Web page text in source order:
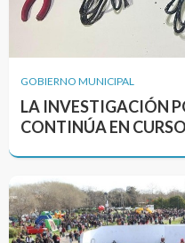
GOBIERNO MUNICIPAL
LA INVESTIGACIÓN
CONTINÚA EN CURSO